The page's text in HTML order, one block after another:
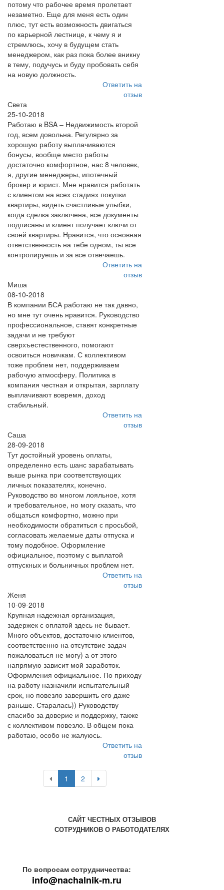
потому что рабочее время пролетает
незаметно. Еще для меня есть один
плюс, тут есть возможность двигаться
по карьерной лестнице, к чему я и
стремлюсь, хочу в будущем стать
менеджером, как раз пока более вникну
в тему, подучусь и буду пробовать себя
на новую должность.
Ответить на
отзыв
Света
25-10-2018
Работаю в BSA – Недвижимость второй
год, всем довольна. Регулярно за
хорошую работу выплачиваются
бонусы, вообще место работы
достаточно комфортное, нас 8 человек,
я, другие менеджеры, ипотечный
брокер и юрист. Мне нравится работать
с клиентом на всех стадиях покупки
квартиры, видеть счастливые улыбки,
когда сделка заключена, все документы
подписаны и клиент получает ключи от
своей квартиры. Нравится, что основная
ответственность на тебе одном, ты все
контролируешь и за все отвечаешь.
Ответить на
отзыв
Миша
08-10-2018
В компании БСА работаю не так давно,
но мне тут очень нравится. Руководство
профессиональное, ставят конкретные
задачи и не требуют
сверхъестественного, помогают
освоиться новичкам. С коллективом
тоже проблем нет, поддерживаем
рабочую атмосферу. Политика в
компания честная и открытая, зарплату
выплачивают вовремя, доход
стабильный.
Ответить на
отзыв
Саша
28-09-2018
Тут достойный уровень оплаты,
определенно есть шанс зарабатывать
выше рынка при соответствующих
личных показателях, конечно.
Руководство во многом лояльное, хотя
и требовательное, но могу сказать, что
общаться комфортно, можно при
необходимости обратиться с просьбой,
согласовать желаемые даты отпуска и
тому подобное. Оформление
официальное, поэтому с выплатой
отпускных и больничных проблем нет.
Ответить на
отзыв
Женя
10-09-2018
Крупная надежная организация,
задержек с оплатой здесь не бывает.
Много объектов, достаточно клиентов,
соответственно на отсутствие задач
пожаловаться не могу) а от этого
напрямую зависит мой заработок.
Оформления официальное. По приходу
на работу назначили испытательный
срок, но повезло завершить его даже
раньше. Старалась)) Руководству
спасибо за доверие и поддержку, также
с коллективом повезло. В общем пока
работаю, особо не жалуюсь.
Ответить на
отзыв
1 2
САЙТ ЧЕСТНЫХ ОТЗЫВОВ
СОТРУДНИКОВ О РАБОТОДАТЕЛЯХ
По вопросам сотрудничества:
info@nachalnik-m.ru